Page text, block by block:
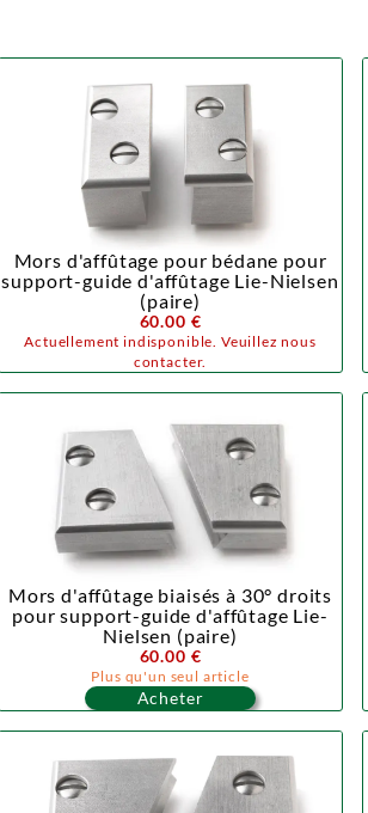
Mors d'affûtage pour bédane pour
support-guide d'affûtage Lie-Nielsen
(paire)
60.00 €
Actuellement indisponible. Veuillez nous
contacter.
Mors d'affûtage biaisés à 30° droits
pour support-guide d'affûtage Lie-
Nielsen (paire)
60.00 €
Plus qu'un seul article
Acheter